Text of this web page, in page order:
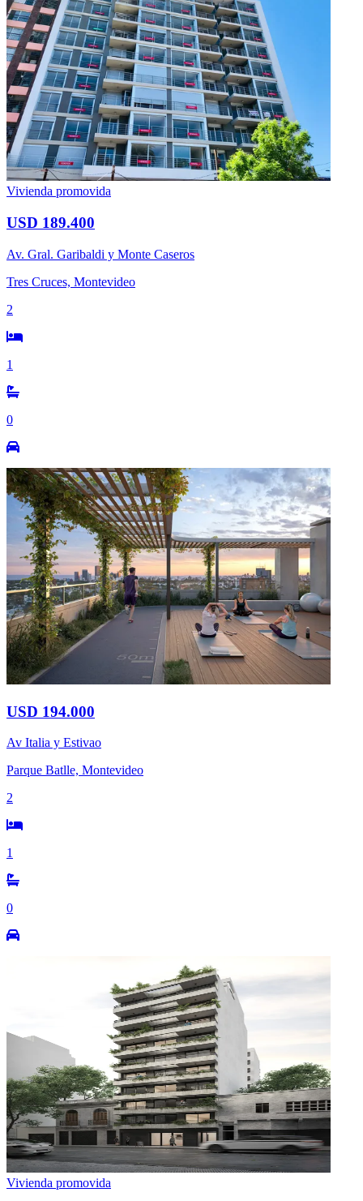
Vivienda promovida
USD 189.400
Av. Gral. Garibaldi y Monte Caseros
Tres Cruces, Montevideo
2
1
0
USD 194.000
Av Italia y Estivao
Parque Batlle, Montevideo
2
1
0
Vivienda promovida